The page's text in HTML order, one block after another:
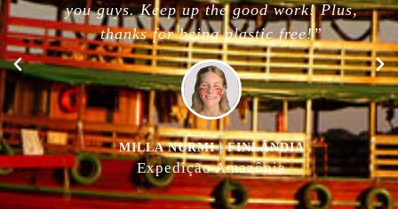
you guys. Keep up the good work! Plus,
thanks for being plastic free!”
MILLA NURMI | FINLÂNDIA
Expedição Amazônia